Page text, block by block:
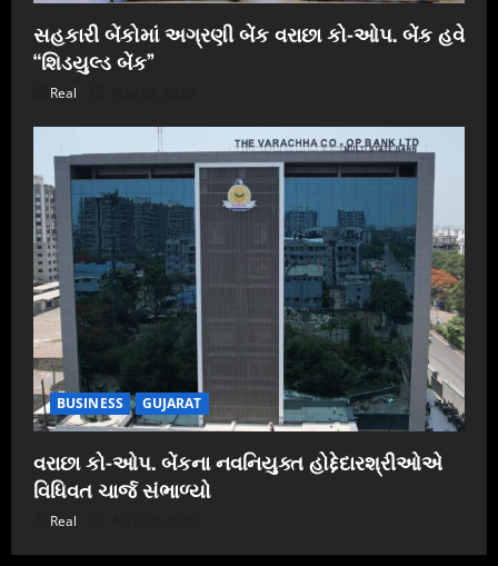
સહકારી બેંકોમાં અગ્રણી બેંક વરાછા કો-ઓપ. બેંક હવે
“શિડયુલ્ડ બેંક”
Real
BUSINESS GUJARAT
વરાછા કો-ઓપ. બેંકના નવનિયુક્ત હોદ્દેદારશ્રીઓએ
વિધિવત ચાર્જ સંભાળ્યો
Real